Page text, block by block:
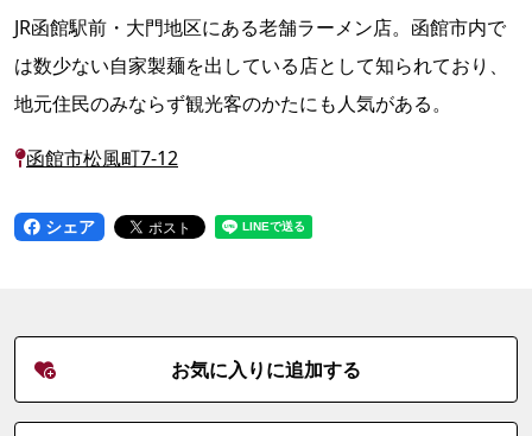
JR函館駅前・大門地区にある老舗ラーメン店。函館市内で
は数少ない自家製麺を出している店として知られており、
地元住民のみならず観光客のかたにも人気がある。
函館市松風町7-12
シェア
お気に入りに追加する